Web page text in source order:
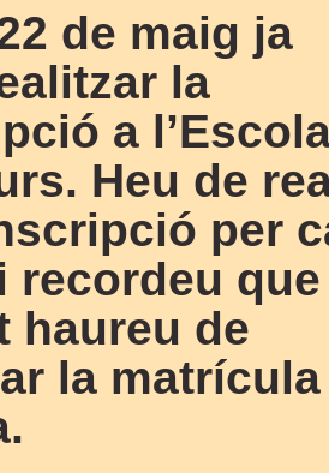
de maig ja
la
a
Heu de
per
recordeu
haureu de
la matrícula